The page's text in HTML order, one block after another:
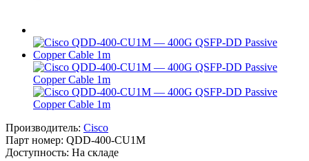
Производитель: Cisco
Парт номер: QDD-400-CU1M
Доступность: На складе